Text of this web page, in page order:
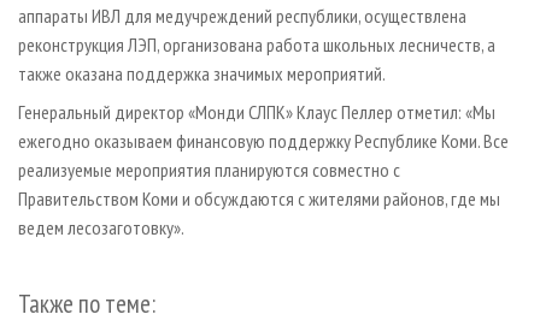
ИНСТРУМЕНТ И МАТЕРИАЛЫ
БИБЛИОТЕКА СПЕЦИАЛИСТА
аппараты ИВЛ для медучреждений республики, осуществлена
реконструкция ЛЭП, организована работа школьных лесничеств, а
также оказана поддержка значимых мероприятий.
Генеральный директор «Монди СЛПК» Клаус Пеллер отметил: «Мы
ежегодно оказываем финансовую поддержку Республике Коми. Все
реализуемые мероприятия планируются совместно с
Правительством Коми и обсуждаются с жителями районов, где мы
ведем лесозаготовку».
Также по теме: